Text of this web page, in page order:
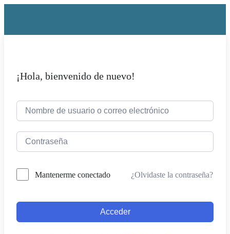
¡Hola, bienvenido de nuevo!
Mantenerme conectado ¿Olvidaste la contraseña?
Acceder